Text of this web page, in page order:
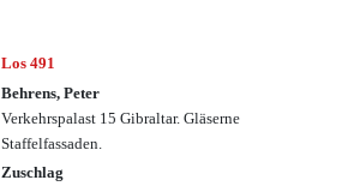
Los 491
Behrens, Peter
Verkehrspalast 15 Gibraltar. Gläserne
Staffelfassaden.
Zuschlag